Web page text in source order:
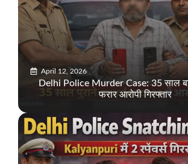
April 12, 2026
Delhi Police Murder Case: 35 साल
फरार आरोपी गिरफ्तार